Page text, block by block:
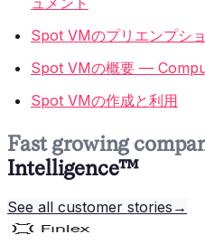
Spot VMのプリエンプシ
Spot VMの概要 —
Spot VMの作成と利用
Fast growing
Intelligence™
See all customer stories →